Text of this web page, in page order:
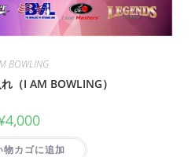
BOWLING
（I AM BOWLING）
4,000
物カゴに追加